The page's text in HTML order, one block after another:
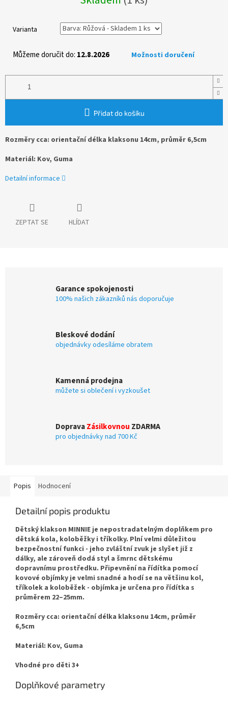
Varianta
Můžeme doručit do: 12.8.2026 Možnosti doručení
Přidat do košíku
Rozměry cca: orientační délka klaksonu 14cm, průměr 6,5cm
Materiál: Kov, Guma
Detailní informace
ZEPTAT SE HLÍDAT
Garance spokojenosti
100% našich zákazníků nás doporučuje
Bleskové dodání
objednávky odesíláme obratem
Kamenná prodejna
můžete si oblečení i vyzkoušet
DopravaZásilkovnou ZDARMA
pro objednávky nad 700 Kč
Popis Hodnocení
Detailní popis produktu
Dětský klakson MINNIE je nepostradatelným doplňkem pro
dětská kola, koloběžky i tříkolky. Plní velmi důležitou
bezpečnostní funkci - jeho zvláštní zvuk je slyšet již z
dálky, ale zároveň dodá styl a šmrnc dětskému
dopravnímu prostředku. Připevnění na řídítka pomocí
kovové objímky je velmi snadné a hodí se na většinu kol,
tříkolek a koloběžek - objímka je určena pro řídítka s
průměrem 22–25mm.
Rozměry cca: orientační délka klaksonu 14cm, průměr
6,5cm
Materiál: Kov, Guma
Vhodné pro děti 3+
Doplňkové parametry